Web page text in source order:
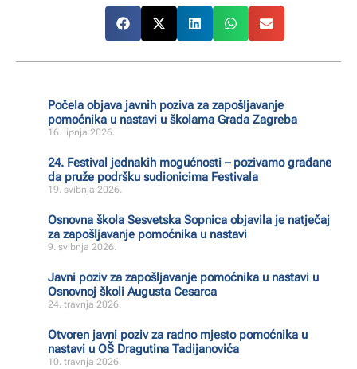
Počela objava javnih poziva za zapošljavanje
pomoćnika u nastavi u školama Grada Zagreba
16. lipnja 2026.
24. Festival jednakih mogućnosti – pozivamo građane
da pruže podršku sudionicima Festivala
19. svibnja 2026.
Osnovna škola Sesvetska Sopnica objavila je natječaj
za zapošljavanje pomoćnika u nastavi
9. svibnja 2026.
Javni poziv za zapošljavanje pomoćnika u nastavi u
Osnovnoj školi Augusta Cesarca
24. travnja 2026.
Otvoren javni poziv za radno mjesto pomoćnika u
nastavi u OŠ Dragutina Tadijanovića
10. travnja 2026.